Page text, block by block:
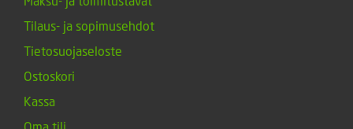
Tilaus- ja sopimusehdot
Tietosuojaseloste
Ostoskori
Kassa